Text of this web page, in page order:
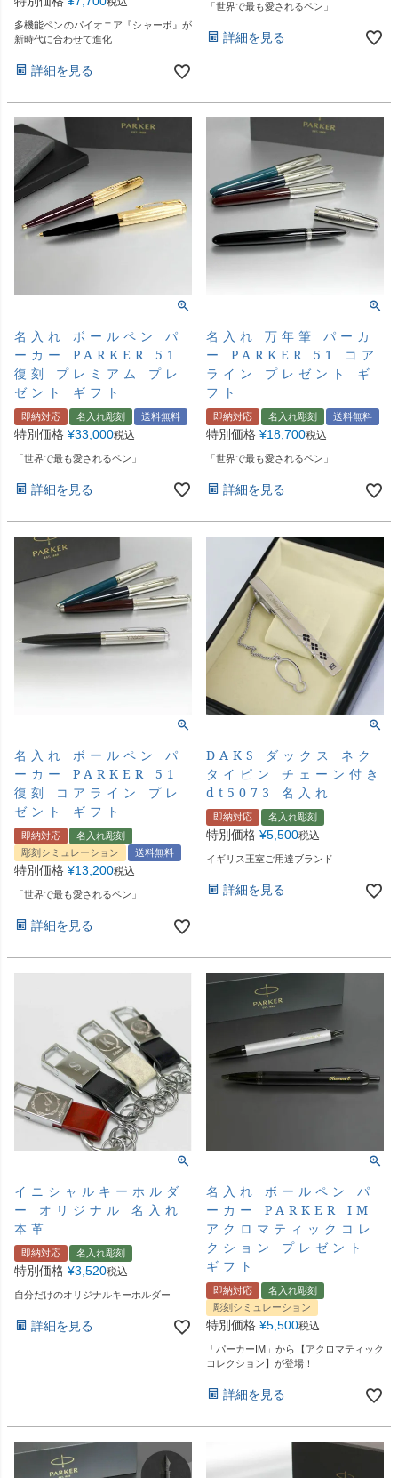
多機能ペンのパイオニア『シャーボ』が
新時代に合わせて進化
詳細を見る
「世界で最も愛されるペン」
詳細を見る
名入れ ボールペン パ
ーカー PARKER 51
復刻 プレミアム プレ
ゼント ギフト
即納対応 名入れ彫刻 送料無料
特別価格 ¥33,000税込
「世界で最も愛されるペン」
詳細を見る
名入れ 万年筆 パーカ
ー PARKER 51 コア
ライン プレゼント ギ
フト
即納対応 名入れ彫刻 送料無料
特別価格 ¥18,700税込
「世界で最も愛されるペン」
詳細を見る
名入れ ボールペン パ
ーカー PARKER 51
復刻 コアライン プレ
ゼント ギフト
即納対応
名入れ彫刻
彫刻シミュレーション
送料無料
特別価格 ¥13,200税込
「世界で最も愛されるペン」
詳細を見る
DAKS ダックス ネク
タイピン チェーン付き
dt5073 名入れ
即納対応 名入れ彫刻
特別価格 ¥5,500税込
イギリス王室ご用達ブランド
詳細を見る
イニシャルキーホルダ
ー オリジナル 名入れ
本革
即納対応 名入れ彫刻
特別価格 ¥3,520税込
自分だけのオリジナルキーホルダー
詳細を見る
名入れ ボールペン パ
ーカー PARKER IM
アクロマティックコレ
クション プレゼント
ギフト
即納対応
名入れ彫刻
彫刻シミュレーション
特別価格 ¥5,500税込
「パーカーIM」から【アクロマティック
コレクション】が登場！
詳細を見る